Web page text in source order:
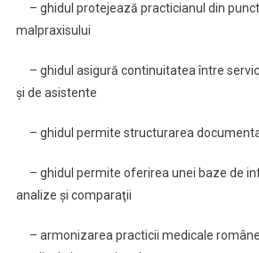
– ghidul protejează practicianul din
malpraxisului
– ghidul asigură continuitatea între
şi de asistente
– ghidul permite structurarea
– ghidul permite oferirea unei baze de
analize şi comparaţii
– armonizarea practicii medicale